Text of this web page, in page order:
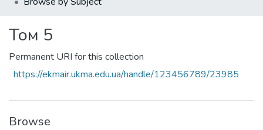
Том 5
Permanent URI for this collection
https://ekmair.ukma.edu.ua/handle/123456789/23985
Browse